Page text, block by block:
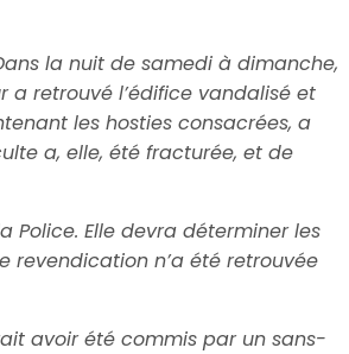
la nuit de samedi à dimanche,
a retrouvé l’édifice vandalisé et
les hosties consacrées, a
a, elle, été fracturée, et de
Police. Elle devra déterminer les
revendication n’a été retrouvée
avoir été commis par un sans-